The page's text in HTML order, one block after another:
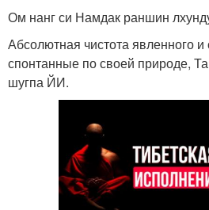
Ом нанг си Намдак раншин
Абсолютная чистота явленного
спонтанные по своей природе,
шугпа ЙИ.